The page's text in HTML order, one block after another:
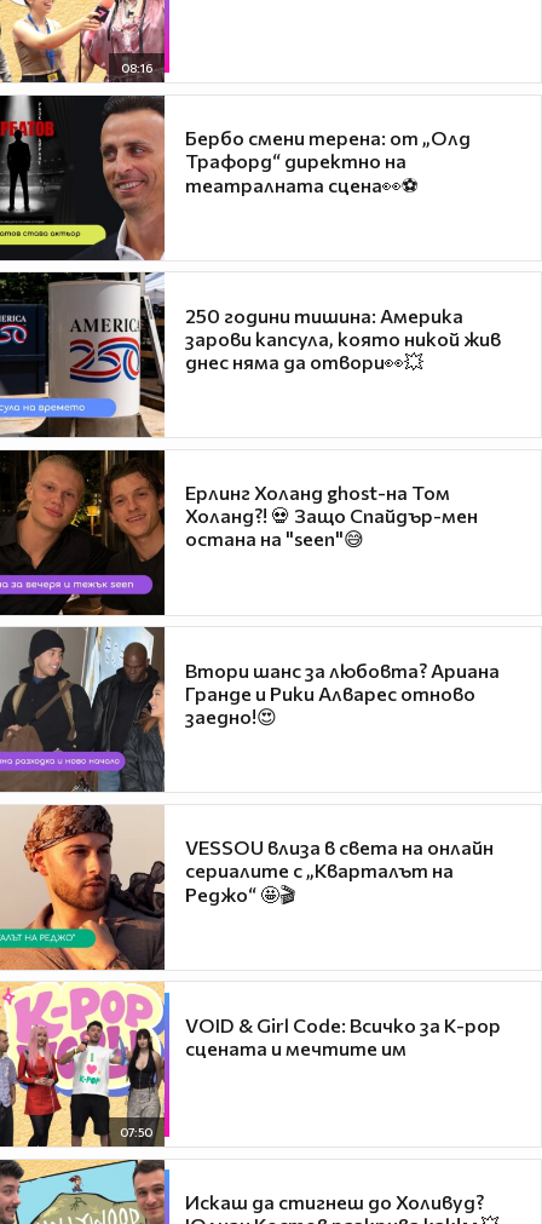
08:16
Бербо смени терена: от „Олд
Трафорд“ директно на
театралната сцена👀⚽
250 години тишина: Америка
зарови капсула, която никой жив
днес няма да отвори👀💥
Ерлинг Холанд ghost-на Том
Холанд?! 💀 Защо Спайдър-мен
остана на "seen"😅
Втори шанс за любовта? Ариана
Гранде и Рики Алварес отново
заедно!😍
VESSOU влиза в света на онлайн
сериалите с „Кварталът на
Реджо“ 🤩🎬
07:50
VOID & Girl Code: Всичко за K-pop
сцената и мечтите им
Искаш да стигнеш до Холивуд?